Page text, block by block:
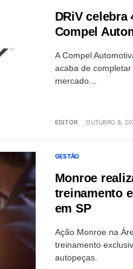
DRiV celebra
Compel
A Compel
acaba de
mercado…
EDITOR OUTUBRO 8,
GESTÃO
Monroe
treinamento
em SP
Ação Monroe na
treinamento
autopeças.